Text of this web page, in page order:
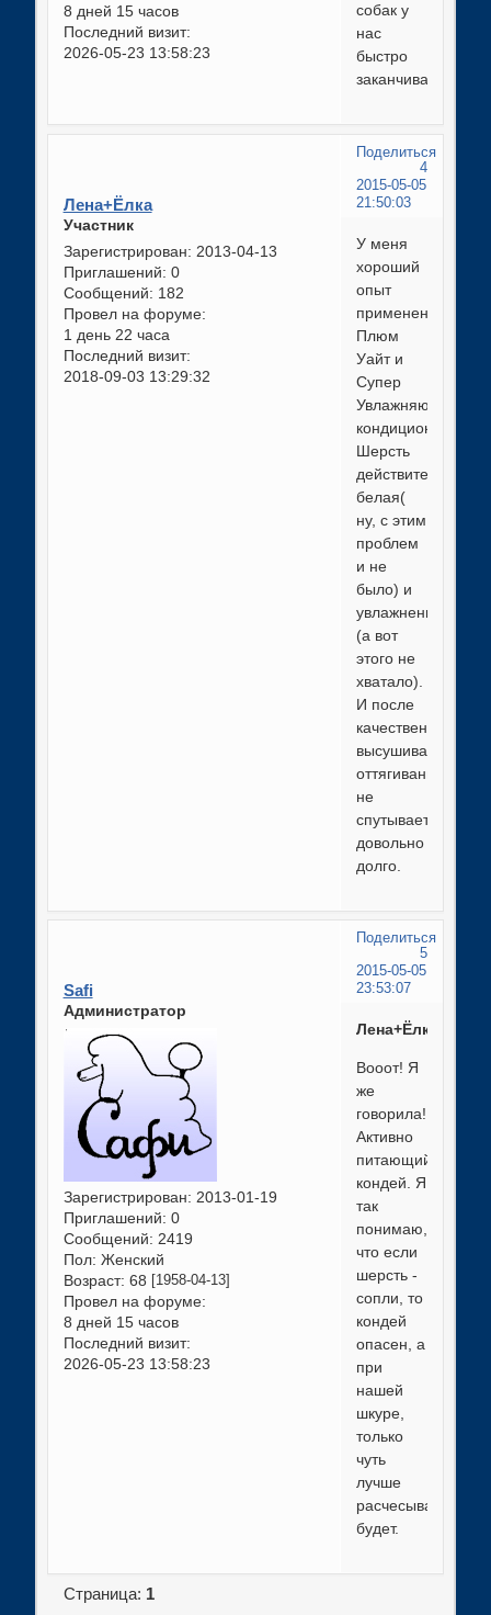
8 дней 15 часов
Последний визит:
2026-05-23 13:58:23
собак у
нас
быстро
заканчивается
Поделиться
4
2015-05-05
21:50:03
Лена+Ёлка
Участник
Зарегистрирован: 2013-04-13
Приглашений: 0
Сообщений: 182
Провел на форуме:
1 день 22 часа
Последний визит:
2018-09-03 13:29:32
У меня
хороший
опыт
применения
Плюм
Уайт и
Супер
Увлажняющего
кондиционера.
Шерсть
действительно
белая(
ну, с этим
проблем
и не
было) и
увлажненная
(а вот
этого не
хватало).
И после
качественного
высушивания-
оттягивания
не
спутывается
довольно
долго.
Поделиться
5
2015-05-05
23:53:07
Safi
Администратор
Зарегистрирован: 2013-01-19
Приглашений: 0
Сообщений: 2419
Пол: Женский
Возраст: 68 [1958-04-13]
Провел на форуме:
8 дней 15 часов
Последний визит:
2026-05-23 13:58:23
Лена+Ёлка
Вооот! Я
же
говорила!
Активно
питающий
кондей. Я
так
понимаю,
что если
шерсть -
сопли, то
кондей
опасен, а
при
нашей
шкуре,
только
чуть
лучше
расчесываться
будет.
Страница: 1